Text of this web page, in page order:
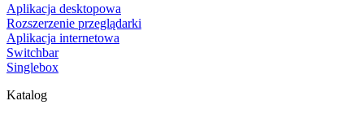
Aplikacja desktopowa
Rozszerzenie przeglądarki
Aplikacja internetowa
Switchbar
Singlebox
Katalog